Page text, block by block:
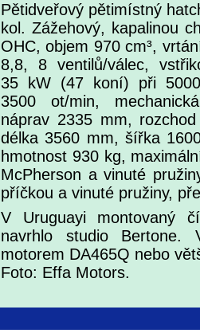
Pětidveřový pětimístný
kol. Zážehový, kapalinou
OHC, objem 970 cm³,
8,8, 8 ventilů/válec,
35 kW (47 koní) při
3500 ot/min,
náprav 2335 mm,
délka 3560 mm, šířka
hmotnost 930 kg,
McPherson a vinuté
příčkou a vinuté pružiny,
V Uruguayi montovaný
navrhlo studio Bertone.
motorem DA465Q nebo
Foto: Effa Motors.